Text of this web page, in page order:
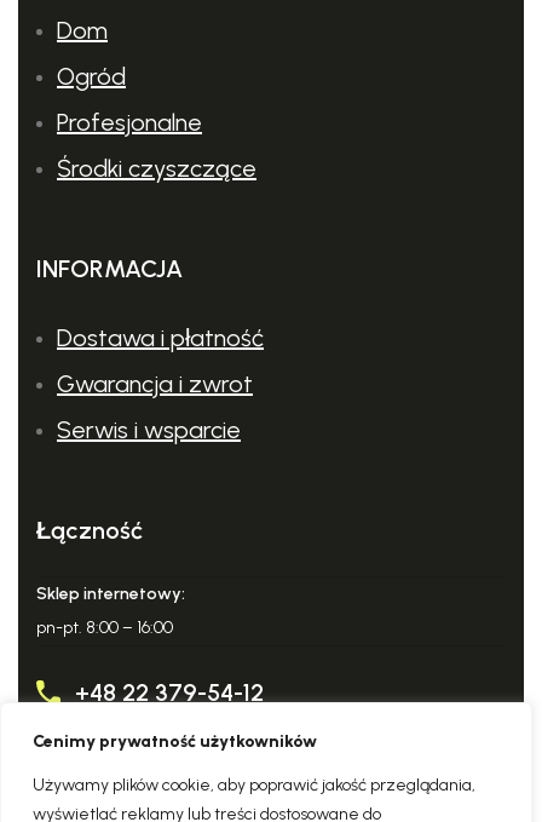
Cenimy prywatność użytkowników
Używamy plików cookie, aby poprawić jakość przeglądania,
wyświetlać reklamy lub treści dostosowane do
Elektroniczny monitoring
Zabezpieczenie przed nadmiernym wzrostem i spadkiem
Dom
Ogród
Profesjonalne
Środki czyszczące
INFORMACJA
Dostawa i płatność
Gwarancja i zwrot
Serwis i wsparcie
Łączność
Sklep internetowy:
pn-pt. 8:00 – 16:00
+48 22 379-54-12
info@domowy-expert.pl